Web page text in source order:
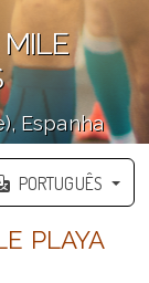
Espanha
PORTUGUÊS
PLAYA